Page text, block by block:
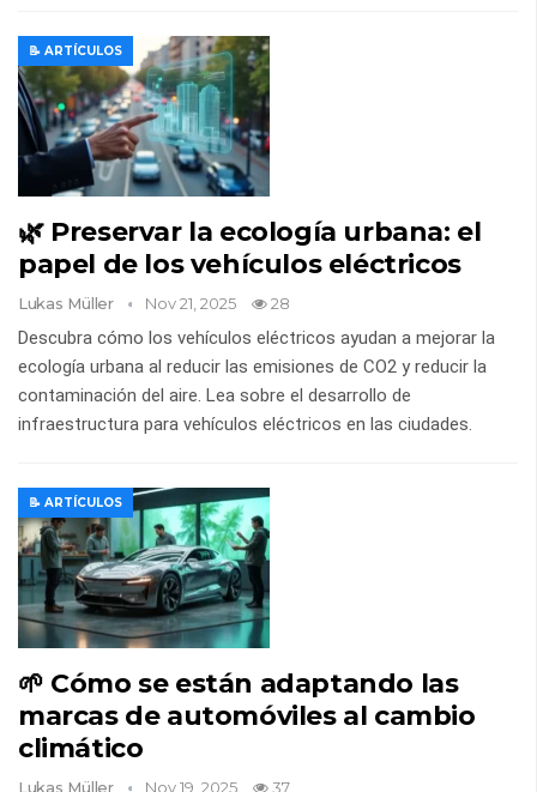
📝 ARTÍCULOS
🌿 Preservar la ecología urbana: el
papel de los vehículos eléctricos
Lukas Müller Nov 21, 2025 28
Descubra cómo los vehículos eléctricos ayudan a mejorar la
ecología urbana al reducir las emisiones de CO2 y reducir la
contaminación del aire. Lea sobre el desarrollo de
infraestructura para vehículos eléctricos en las ciudades.
📝 ARTÍCULOS
🌱 Cómo se están adaptando las
marcas de automóviles al cambio
climático
Lukas Müller Nov 19, 2025 37